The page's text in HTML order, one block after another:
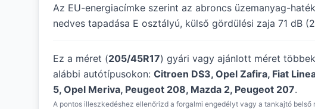
Az EU-energiacímke szerint az abroncs üzemanyag-
nedves tapadása E osztályú, külső gördülési zaja 71 dB
Ez a méret (205/45R17) gyári vagy ajánlott méret
alábbi autótípusokon: Citroen DS3, Opel Zafira, Fiat
5, Opel Meriva, Peugeot 208, Mazda 2, Peugeot 207.
A pontos illeszkedéshez ellenőrizd a forgalmi engedélyt vagy a tankajtó belső